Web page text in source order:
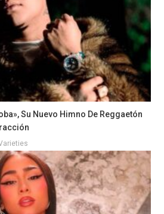
Su Nuevo Himno De Reggaetón